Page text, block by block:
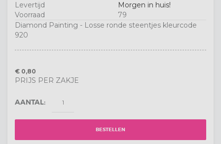
Levertijd
Morgen in huis!
Voorraad
79
Diamond Painting - Losse ronde steentjes kleurcode
920
€ 0,80
PRIJS PER ZAKJE
AANTAL:
BESTELLEN